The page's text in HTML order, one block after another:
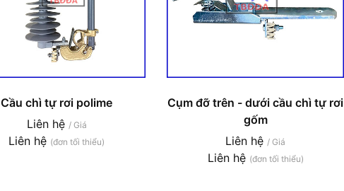
Cầu chì tự rơi polime
Liên hệ / Giá
Liên hệ (đơn tối thiểu)
Cụm đỡ trên - dưới cầu chì tự rơi
gốm
Liên hệ / Giá
Liên hệ (đơn tối thiểu)